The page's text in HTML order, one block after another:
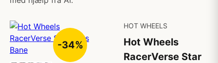
-34%
HOT WHEELS
Hot Wheels
RacerVerse Star